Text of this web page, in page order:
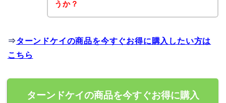
うか？
⇒ターンドケイの商品を今すぐお得に購入したい方は
こちら
ターンドケイの商品を今すぐお得に購入